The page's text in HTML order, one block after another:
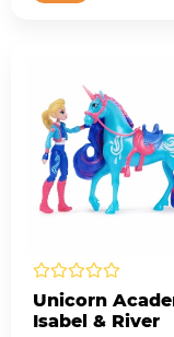
Unicorn
Isabel & River